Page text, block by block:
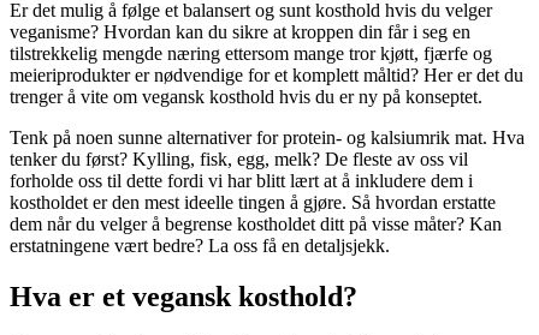
Er det mulig å følge et balansert og sunt kosthold hvis du velger
veganisme? Hvordan kan du sikre at kroppen din får i seg en
tilstrekkelig mengde næring ettersom mange tror kjøtt, fjærfe og
meieriprodukter er nødvendige for et komplett måltid? Her er det du
trenger å vite om vegansk kosthold hvis du er ny på konseptet.
Tenk på noen sunne alternativer for protein- og kalsiumrik mat. Hva
tenker du først? Kylling, fisk, egg, melk? De fleste av oss vil
forholde oss til dette fordi vi har blitt lært at å inkludere dem i
kostholdet er den mest ideelle tingen å gjøre. Så hvordan erstatte
dem når du velger å begrense kostholdet ditt på visse måter? Kan
erstatningene vært bedre? La oss få en detaljsjekk.
Hva er et vegansk kosthold?